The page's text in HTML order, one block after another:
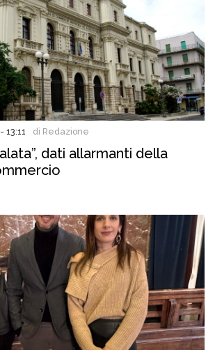
13:11 di Redazione
dati allarmanti della